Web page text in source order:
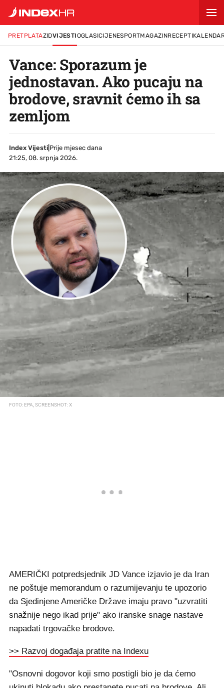
PRETPLATAZIDVIJESTIOGLASICIJENESPORTMAGAZINRECEPTI
Vance: Sporazum je
jednostavan. Ako pucaju na
brodove, sravnit ćemo ih sa
zemljom
Index Vijesti
Prije mjesec dana
21:25, 08. srpnja 2026.
FOTO: EPA, SCREENSHOT: X
AMERIČKI potpredsjednik JD Vance izjavio je da Iran
ne poštuje memorandum o razumijevanju te upozorio
da Sjedinjene Američke Države imaju pravo "uzvratiti
snažnije nego ikad prije" ako iranske snage nastave
napadati trgovačke brodove.
>> Razvoj događaja pratite na Indexu
"Osnovni dogovor koji smo postigli bio je da ćemo